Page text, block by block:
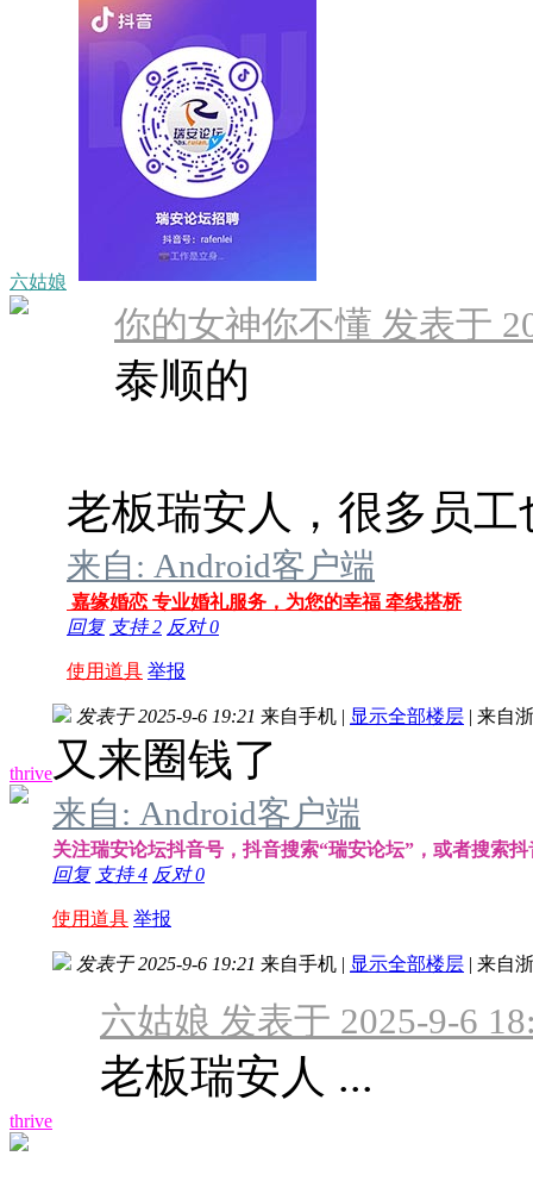
六姑娘
你的女神你不懂 发表于
泰顺的
老板瑞安人，很多员
来自: Android客户端
嘉缘婚恋 专业婚礼服务，为您的幸福 牵线搭桥
回复 支持2 反对0
使用道具 举报
thrive
发表于 2025-9-6 19:21 来自手机 | 显示全部楼层 | 来自
又来圈钱了
来自: Android客户端
关注瑞安论坛抖音号，抖音搜索“瑞安论坛”，或者搜索
回复 支持4 反对0
使用道具 举报
thrive
发表于 2025-9-6 19:21 来自手机 | 显示全部楼层 | 来自
六姑娘 发表于 2025-9-6
老板瑞安人 ...